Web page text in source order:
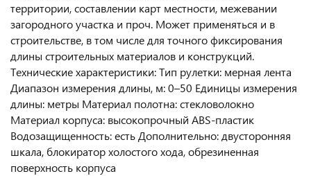
территории, составлении карт местности, межевании
загородного участка и проч. Может применяться и в
строительстве, в том числе для точного фиксирования
длины строительных материалов и конструкций.
Технические характеристики: Тип рулетки: мерная лента
Диапазон измерения длины, м: 0–50 Единицы измерения
длины: метры Материал полотна: стекловолокно
Материал корпуса: высокопрочный ABS-пластик
Водозащищенность: есть Дополнительно: двусторонняя
шкала, блокиратор холостого хода, обрезиненная
поверхность корпуса